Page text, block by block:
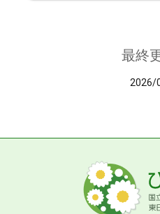
最終
2026/